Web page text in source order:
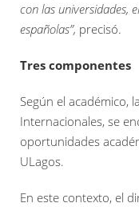
con las universidades,
españolas”, precisó.
Tres componentes
Según el académico,
Internacionales, se
oportunidades
ULagos.
En este contexto, el